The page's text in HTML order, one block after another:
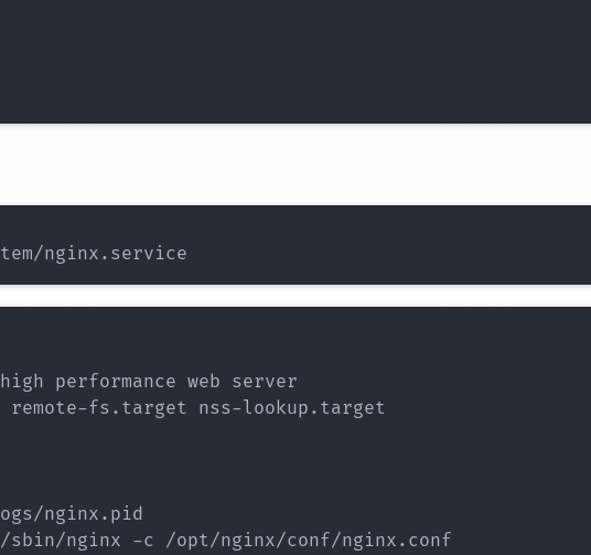
performance web server
remote-fs.target nss-lookup.target
nginx.pid
sbin/nginx -c /opt/nginx/conf/nginx.conf